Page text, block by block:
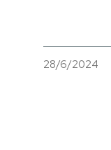
28/6/2024